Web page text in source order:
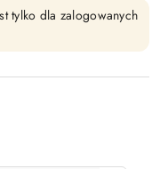
tylko dla zalogowanych